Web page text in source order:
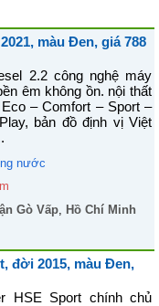
màu Đen, giá 788
2.2 công nghệ máy
êm không ồn. nội thất
– Comfort – Sport –
bản đồ định vị Việt
nước
Gò Vấp, Hồ Chí Minh
đời 2015, màu Đen,
HSE Sport chính chủ